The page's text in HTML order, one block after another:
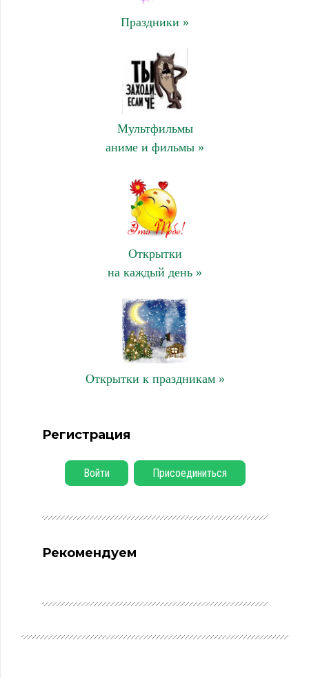
Праздники »
Мультфильмы
аниме и фильмы »
Открытки
на каждый день »
Открытки к праздникам »
Регистрация
Войти Присоединиться
Рекомендуем